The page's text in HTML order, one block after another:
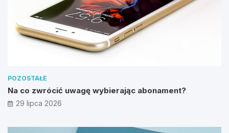
POZOSTAŁE
Na co zwrócić uwagę wybierając abonament?
29 lipca 2026